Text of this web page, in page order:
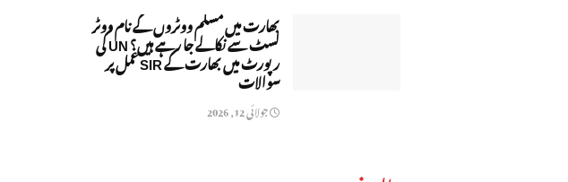
بھارت میں مسلم ووٹروں کے نام ووٹر
لسٹ سے نکالے جا رہے ہیں؟ UN کی
رپورٹ میں بھارت کے SIR عمل پر
سوالات
جولائی 12, 2026